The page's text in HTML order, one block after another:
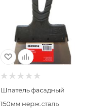
Шпатель фасадный
150мм нерж.сталь